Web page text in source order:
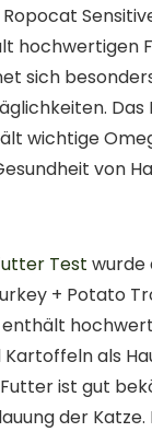
hochwertigen
sich
Das
wichtige
von
Test wurde
+ Potato
als
ist gut
der Katze.